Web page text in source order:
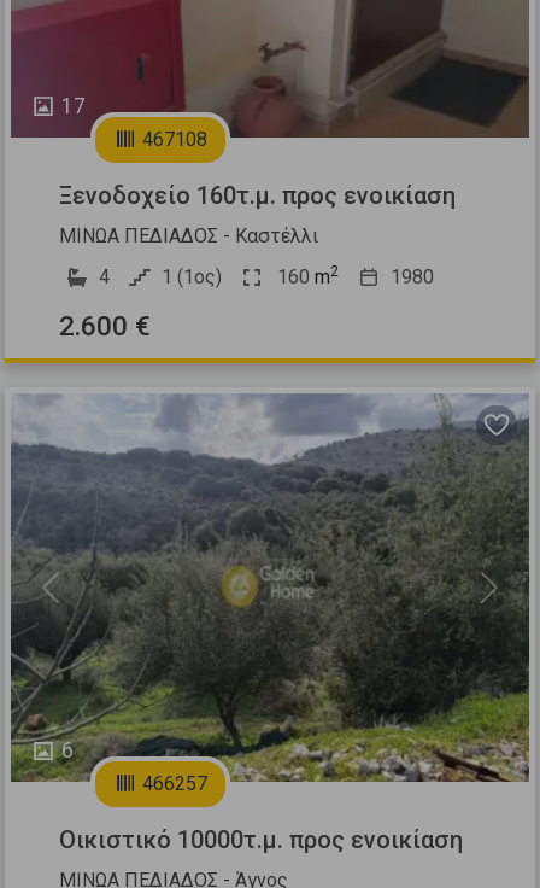
17
467108
Ξενοδοχείο 160τ.μ. προς ενοικίαση
ΜΙΝΩΑ ΠΕΔΙΑΔΟΣ - Καστέλλι
4
1 (1ος) 160 m2 1980
2.600 €
6
Previous Next
466257
Οικιστικό 10000τ.μ. προς ενοικίαση
ΜΙΝΩΑ ΠΕΔΙΑΔΟΣ - Άγνος